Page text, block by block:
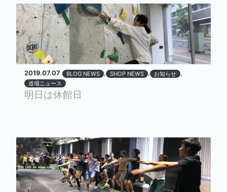
2019.07.07 BLOG NEWS , SHOP NEWS , お知らせ ,
道場ニュース
明日は休館日